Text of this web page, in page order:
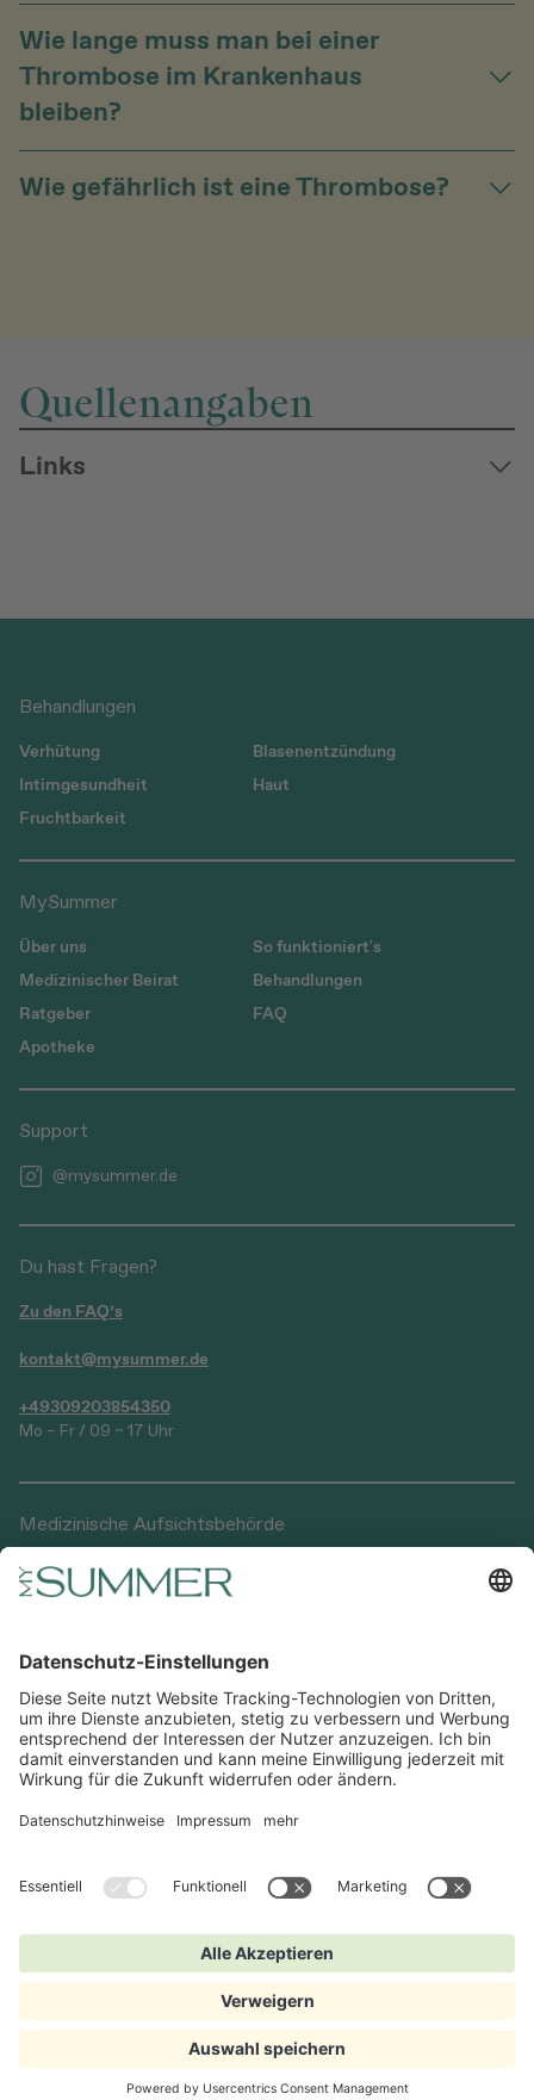
Wie lange muss man bei einer
Thrombose im Krankenhaus
bleiben?
Wie gefährlich ist eine Thrombose?
Quellenangaben
Links
Behandlungen
Verhütung
Blasenentzündung
Intimgesundheit
Haut
Fruchtbarkeit
MySummer
Über uns
So funktioniert's
Medizinischer Beirat
Behandlungen
Ratgeber
FAQ
Apotheke
Support
@mysummer.de
Du hast Fragen?
Zu den FAQ’s
kontakt@mysummer.de
+49309203854350
Mo – Fr / 09 – 17 Uhr
Medizinische Aufsichtsbehörde
Impressum
AGB
Datenschutz
Widerrufsbelehrung